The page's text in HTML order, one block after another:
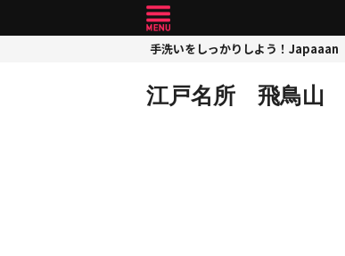
手洗いをしっかりしよう！Japaaan
江戸名所 飛鳥山